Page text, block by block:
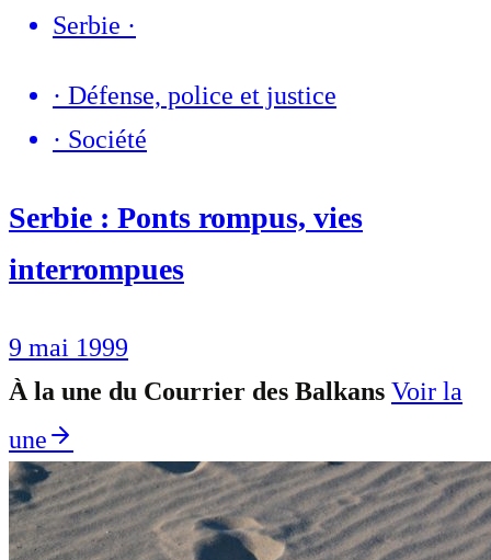
Serbie ·
· Défense, police et justice
· Société
Serbie : Ponts rompus, vies
interrompues
9 mai 1999
À la une du Courrier des Balkans Voir la
une